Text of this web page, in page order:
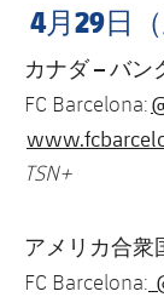
4月29日（
カナダ – バン
FC Barcelona:
TSN+
アメリカ合衆
FC Barcelona: